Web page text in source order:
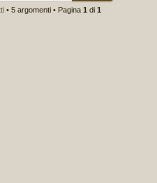
• 5 argomenti • Pagina 1 di 1